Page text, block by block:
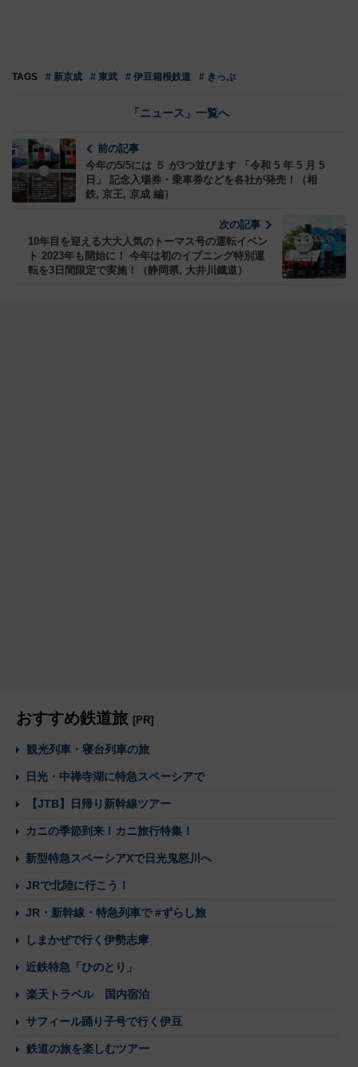
TAGS # 新京成 # 東武 # 伊豆箱根鉄道 # きっぷ
「ニュース」一覧へ
前の記事
今年の5/5には ５ が3つ並びます 「令和 5 年 5 月 5
日」 記念入場券・乗車券などを各社が発売！（相
鉄, 京王, 京成 編）
次の記事
10年目を迎える大大人気のトーマス号の運転イベン
ト 2023年も開始に！ 今年は初のイブニング特別運
転を3日間限定で実施！（静岡県, 大井川鐡道）
おすすめ鉄道旅 [PR]
観光列車・寝台列車の旅
日光・中禅寺湖に特急スペーシアで
【JTB】日帰り新幹線ツアー
カニの季節到来！カニ旅行特集！
新型特急スペーシアXで日光鬼怒川へ
JRで北陸に行こう！
JR・新幹線・特急列車で #ずらし旅
しまかぜで行く伊勢志摩
近鉄特急「ひのとり」
楽天トラベル 国内宿泊
サフィール踊り子号で行く伊豆
鉄道の旅を楽しむツアー